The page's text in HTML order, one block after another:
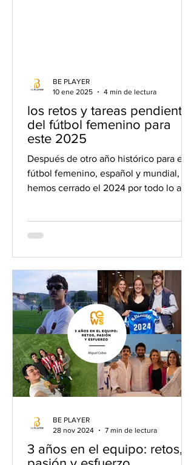
los retos y tareas pendientes
del fútbol femenino para
este 2025
Después de otro año histórico para el
fútbol femenino, español y mundial,
hemos cerrado el 2024 por todo lo alto
BE PLAYER
10 ene 2025
4 min de lectura
3 años en el equipo: retos,
BE PLAYER
28 nov 2024
7 min de lectura